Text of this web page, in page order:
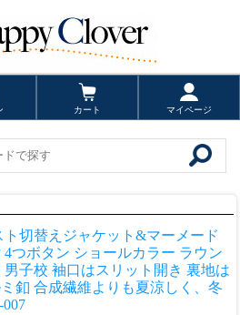
カート マイページ
切替えジャケット&マーメード
つボタン ショールカラー ラウン
男子校 袖口はスリット開き 裏地は
釦 合成繊維よりも夏涼しく、冬